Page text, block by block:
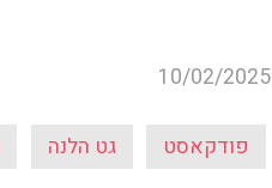
10/02/2025
פודקאסט גט הלנה